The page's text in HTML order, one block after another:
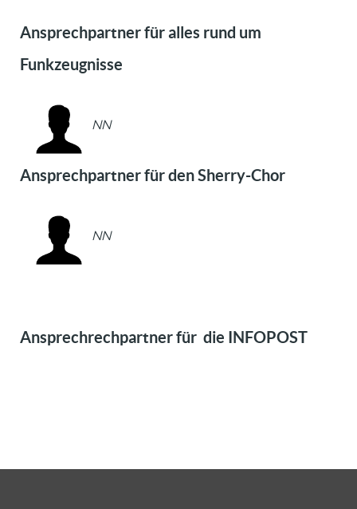
Ansprechpartner für alles rund um
Funkzeugnisse
NN
Ansprechpartner für den Sherry-Chor
NN
Ansprechrechpartner für die INFOPOST